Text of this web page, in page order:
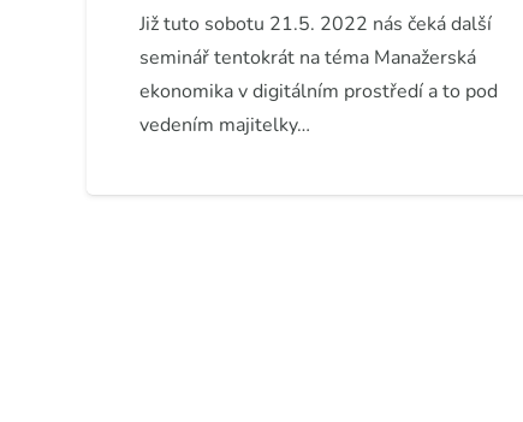
Již tuto sobotu 21.5. 2022 nás čeká další
seminář tentokrát na téma Manažerská
ekonomika v digitálním prostředí a to pod
vedením majitelky…